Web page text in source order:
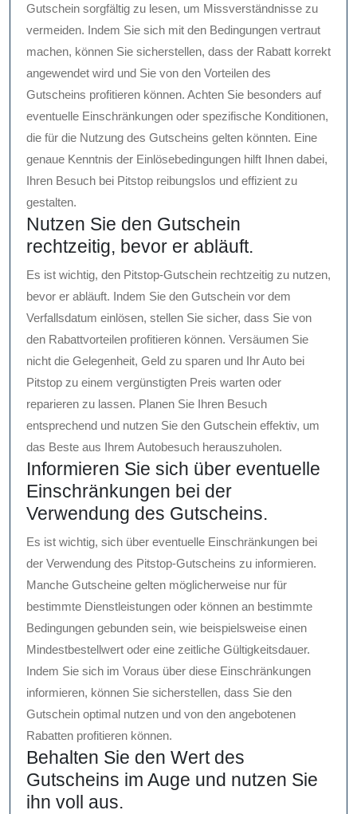
Gutschein sorgfältig zu lesen, um Missverständnisse zu
vermeiden. Indem Sie sich mit den Bedingungen vertraut
machen, können Sie sicherstellen, dass der Rabatt korrekt
angewendet wird und Sie von den Vorteilen des
Gutscheins profitieren können. Achten Sie besonders auf
eventuelle Einschränkungen oder spezifische Konditionen,
die für die Nutzung des Gutscheins gelten könnten. Eine
genaue Kenntnis der Einlösebedingungen hilft Ihnen dabei,
Ihren Besuch bei Pitstop reibungslos und effizient zu
gestalten.
Nutzen Sie den Gutschein
rechtzeitig, bevor er abläuft.
Es ist wichtig, den Pitstop-Gutschein rechtzeitig zu nutzen,
bevor er abläuft. Indem Sie den Gutschein vor dem
Verfallsdatum einlösen, stellen Sie sicher, dass Sie von
den Rabattvorteilen profitieren können. Versäumen Sie
nicht die Gelegenheit, Geld zu sparen und Ihr Auto bei
Pitstop zu einem vergünstigten Preis warten oder
reparieren zu lassen. Planen Sie Ihren Besuch
entsprechend und nutzen Sie den Gutschein effektiv, um
das Beste aus Ihrem Autobesuch herauszuholen.
Informieren Sie sich über eventuelle
Einschränkungen bei der
Verwendung des Gutscheins.
Es ist wichtig, sich über eventuelle Einschränkungen bei
der Verwendung des Pitstop-Gutscheins zu informieren.
Manche Gutscheine gelten möglicherweise nur für
bestimmte Dienstleistungen oder können an bestimmte
Bedingungen gebunden sein, wie beispielsweise einen
Mindestbestellwert oder eine zeitliche Gültigkeitsdauer.
Indem Sie sich im Voraus über diese Einschränkungen
informieren, können Sie sicherstellen, dass Sie den
Gutschein optimal nutzen und von den angebotenen
Rabatten profitieren können.
Behalten Sie den Wert des
Gutscheins im Auge und nutzen Sie
ihn voll aus.